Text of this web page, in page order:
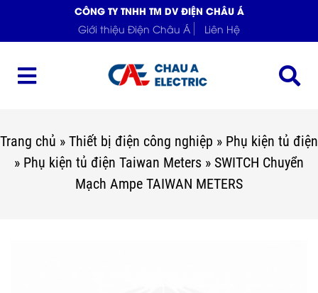
CÔNG TY TNHH TM DV ĐIỆN CHÂU Á
Giới thiệu Điện Châu Á
Liên Hệ
Trang chủ » Thiết bị điện công nghiệp » Phụ kiện tủ điện
» Phụ kiện tủ điện Taiwan Meters » SWITCH Chuyển
Mạch Ampe TAIWAN METERS